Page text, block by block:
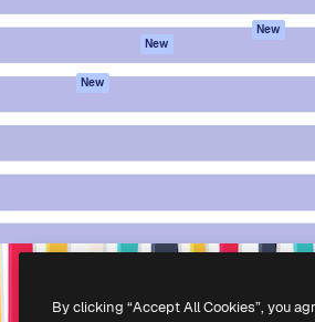
MCP para
New
Agentes New
API
Todas as
Originais New
Central de
confiabilidade
Empresas
Todos os direitos reservados.
By clicking “Accept All Cookies”, you